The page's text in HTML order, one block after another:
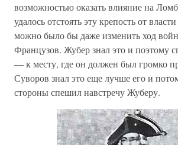
возможностью оказать влияние на
удалось отстоять эту крепость от
можно было бы даже изменить ход
Французов. Жубер знал это и поэтому
— к месту, где он должен был громко
Суворов знал это еще лучше его и
стороны спешил навстречу Жуберу.